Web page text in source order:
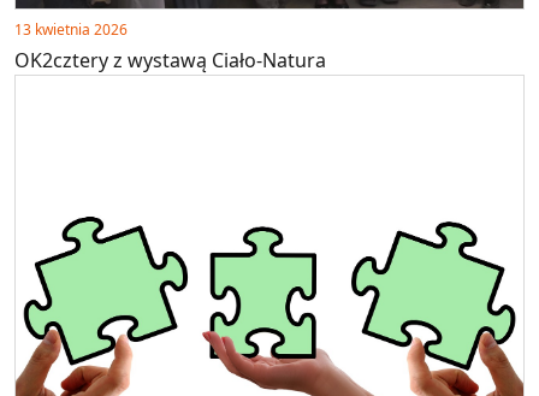
13 kwietnia 2026
OK2cztery z wystawą Ciało-Natura